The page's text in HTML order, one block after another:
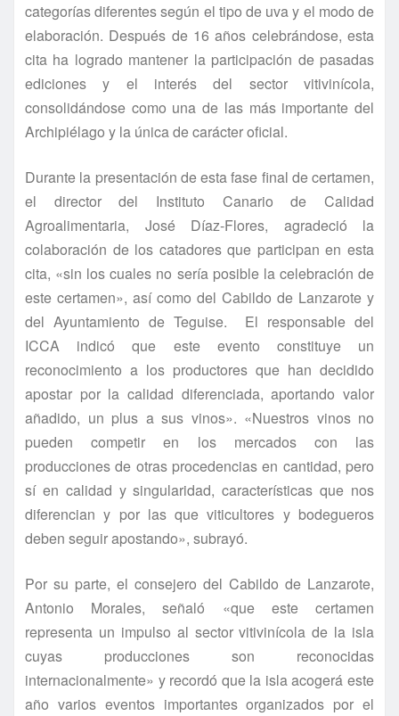
categorías diferentes según el tipo de uva y el modo de
elaboración. Después de 16 años celebrándose, esta
cita ha logrado mantener la participación de pasadas
ediciones y el interés del sector vitivinícola,
consolidándose como una de las más importante del
Archipiélago y la única de carácter oficial.
Durante la presentación de esta fase final de certamen,
el director del Instituto Canario de Calidad
Agroalimentaria, José Díaz-Flores, agradeció la
colaboración de los catadores que participan en esta
cita, «sin los cuales no sería posible la celebración de
este certamen», así como del Cabildo de Lanzarote y
del Ayuntamiento de Teguise. El responsable del
ICCA indicó que este evento constituye un
reconocimiento a los productores que han decidido
apostar por la calidad diferenciada, aportando valor
añadido, un plus a sus vinos». «Nuestros vinos no
pueden competir en los mercados con las
producciones de otras procedencias en cantidad, pero
sí en calidad y singularidad, características que nos
diferencian y por las que viticultores y bodegueros
deben seguir apostando», subrayó.
Por su parte, el consejero del Cabildo de Lanzarote,
Antonio Morales, señaló «que este certamen
representa un impulso al sector vitivinícola de la isla
cuyas producciones son reconocidas
internacionalmente» y recordó que la isla acogerá este
año varios eventos importantes organizados por el